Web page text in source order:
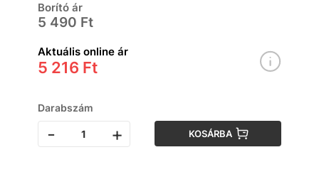
Borító ár
5 490 Ft
Aktuális online ár
5 216 Ft
Darabszám
- + KOSÁRBA